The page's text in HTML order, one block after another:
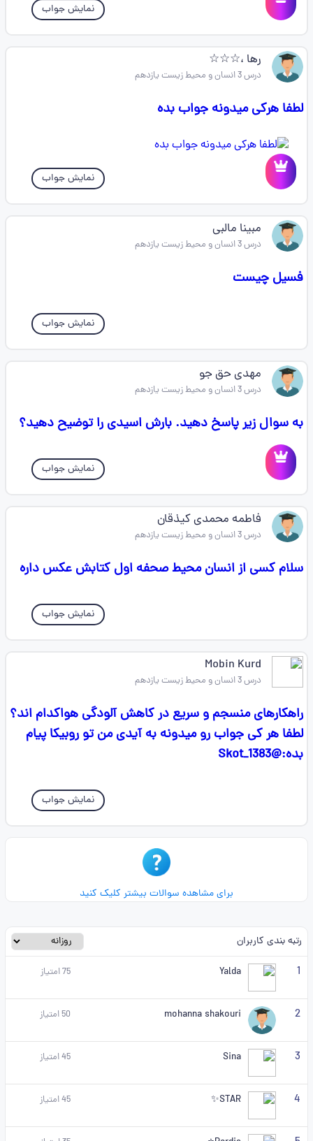
نمایش جواب
رها ،☆☆☆
درس 3 انسان و محیط زیست یازدهم
لطفا هرکی میدونه جواب بده
نمایش جواب
مبینا مالبی
درس 3 انسان و محیط زیست یازدهم
فسیل چیست
نمایش جواب
مهدی حق جو
درس 3 انسان و محیط زیست یازدهم
به سوال زیر پاسخ دهید. بارش اسیدی را توضیح دهید؟
نمایش جواب
فاطمه محمدی کیذقان
درس 3 انسان و محیط زیست یازدهم
سلام کسی از انسان محیط صحفه اول کتابش عکس داره
نمایش جواب
Mobin Kurd
درس 3 انسان و محیط زیست یازدهم
راهکارهای منسجم و سریع در کاهش آلودگی هواکدام اند؟
لطفا هر کی جواب رو میدونه به آیدی من تو روبیکا پیام
بده:@Skot_1383
نمایش جواب
برای مشاهده سوالات بیشتر کلیک کنید
رتبه بندی کاربران
1
Yalda
75امتیاز
2
mohanna shakouri
50امتیاز
3
Sina
45امتیاز
4
STAR✨
45امتیاز